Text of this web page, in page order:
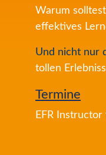
Warum
effektives
Und nicht nur
tollen
Termine
EFR